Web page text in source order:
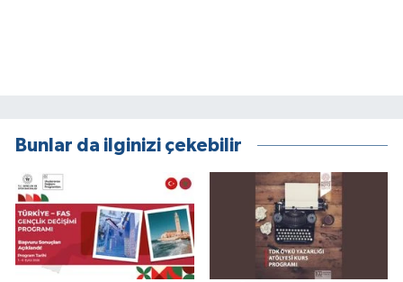
Bunlar da ilginizi çekebilir